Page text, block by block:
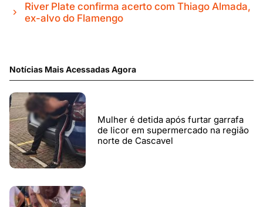
River Plate confirma acerto com Thiago Almada,
ex-alvo do Flamengo
Notícias Mais Acessadas Agora
Mulher é detida após furtar garrafa
de licor em supermercado na região
norte de Cascavel